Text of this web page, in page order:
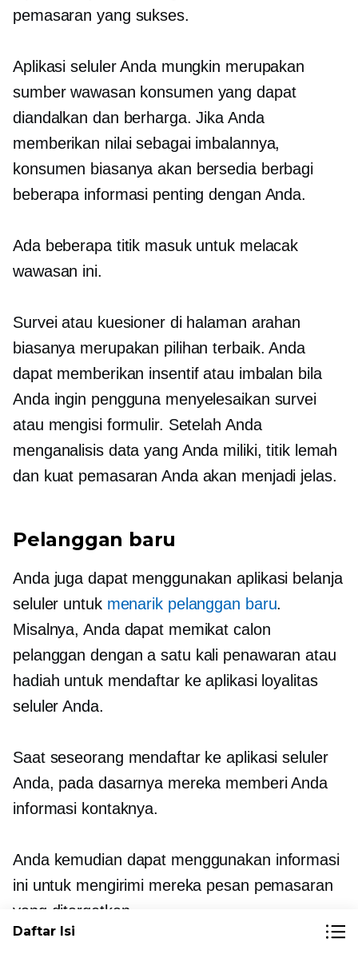
pemasaran yang sukses.
Aplikasi seluler Anda mungkin merupakan
sumber wawasan konsumen yang dapat
diandalkan dan berharga. Jika Anda
memberikan nilai sebagai imbalannya,
konsumen biasanya akan bersedia berbagi
beberapa informasi penting dengan Anda.
Ada beberapa titik masuk untuk melacak
wawasan ini.
Survei atau kuesioner di halaman arahan
biasanya merupakan pilihan terbaik. Anda
dapat memberikan insentif atau imbalan bila
Anda ingin pengguna menyelesaikan survei
atau mengisi formulir. Setelah Anda
menganalisis data yang Anda miliki, titik lemah
dan kuat pemasaran Anda akan menjadi jelas.
Pelanggan baru
Anda juga dapat menggunakan aplikasi belanja
seluler untuk menarik pelanggan baru.
Misalnya, Anda dapat memikat calon
pelanggan dengan asatu kali penawaran atau
hadiah untuk mendaftar ke aplikasi loyalitas
seluler Anda.
Saat seseorang mendaftar ke aplikasi seluler
Anda, pada dasarnya mereka memberi Anda
informasi kontaknya.
Anda kemudian dapat menggunakan informasi
ini untuk mengirimi mereka pesan pemasaran
yang ditargetkan.
Daftar Isi